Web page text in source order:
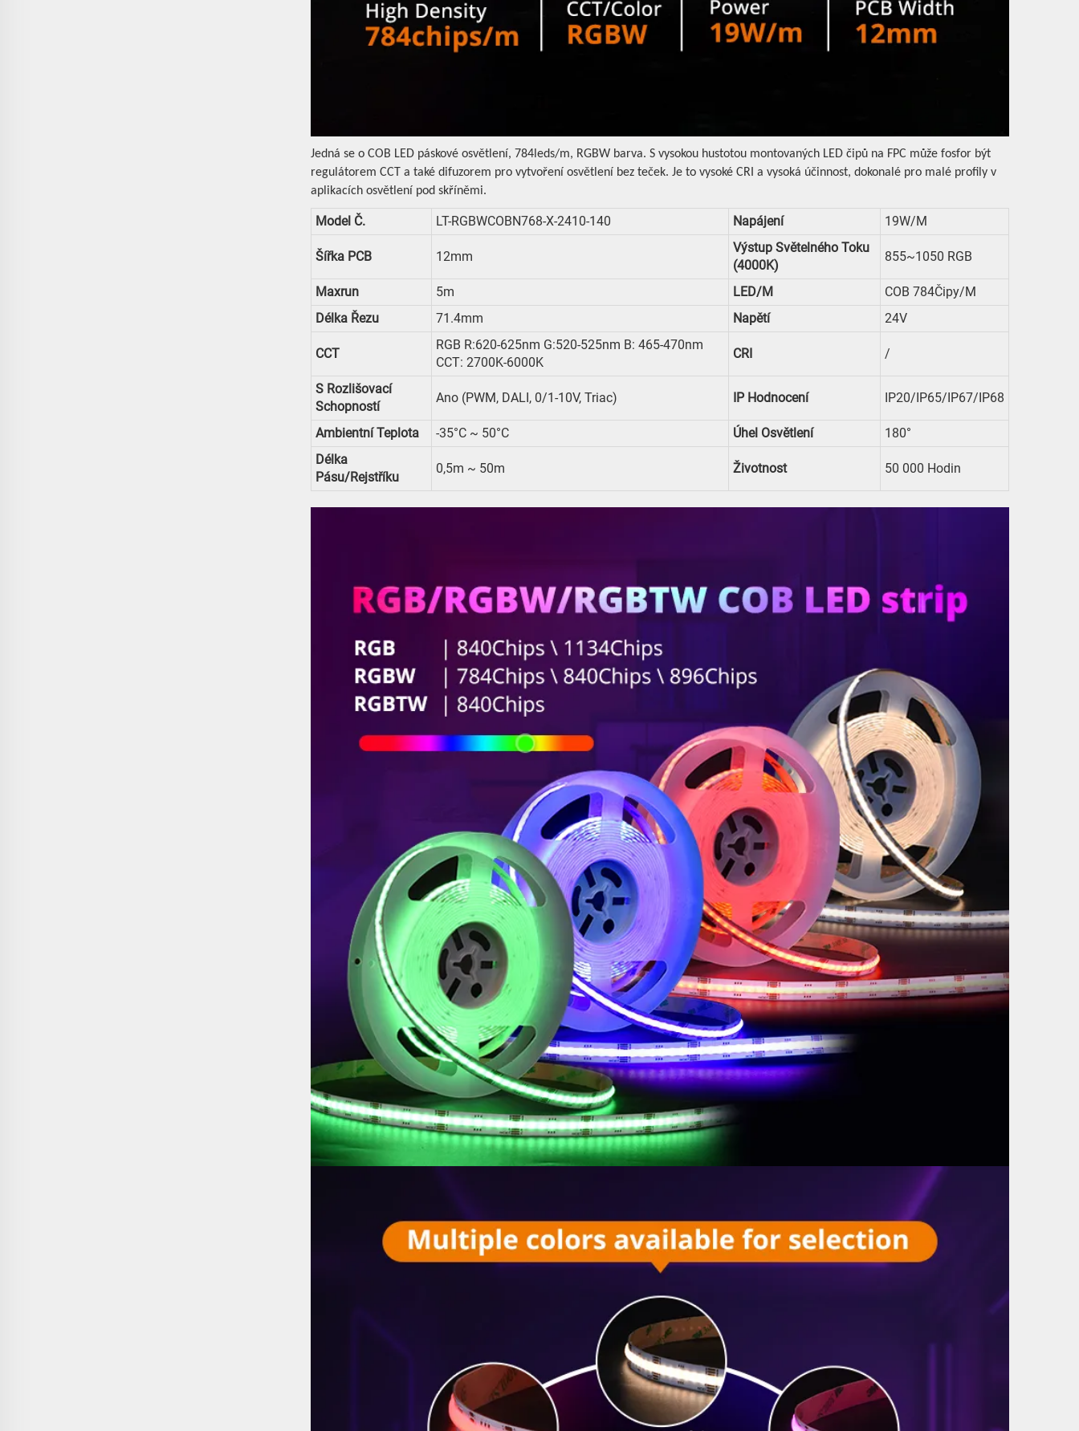
Jedná se o COB LED páskové osvětlení, 784leds/m, RGBW barva. S vysokou hustotou montovaných LED čipů na FPC může fosfor být
regulátorem CCT a také difuzorem pro vytvoření osvětlení bez teček. Je to vysoké CRI a vysoká účinnost, dokonalé pro malé profily v
aplikacích osvětlení pod skříněmi.
Model Č. LT-RGBWCOBN768-X-2410-140 Napájení 19W/m
Šířka PCB 12mm
Výstup Světelného Toku
(4000K)
855~1050 RGB
Maxrun 5m LED/m
COB 784Čipy/m
Délka Řezu
71.4mm Napětí 24V
CCT
RGB R:620-625nm G:520-525nm B: 465-470nm
CCT: 2700K-6000K
CRI /
S Rozlišovací
Schopností
Ano (PWM, DALI, 0/1-10V, Triac) IP Hodnocení IP20/IP65/IP67/IP68
Ambientní Teplota -35°C ~ 50°C Úhel Osvětlení
180°
Délka
Pásu/rejstříku
0,5m ~ 50m Životnost 50 000 Hodin